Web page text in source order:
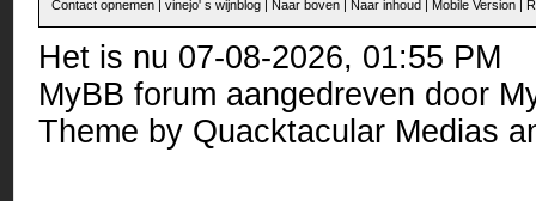
Contact opnemen |vinejo' s wijnblog | Naar boven | Naar inhoud | Mobile Version |
Het is nu 07-08-2026, 01:55 PM
MyBB forum aangedreven door
Theme by Quacktacular Medias